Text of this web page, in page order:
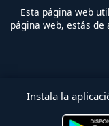
Esta página web
página web, estás
Instala la